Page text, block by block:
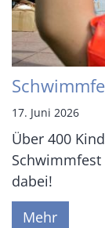
17. Juni 2026
Über 400
dabei!
Mehr